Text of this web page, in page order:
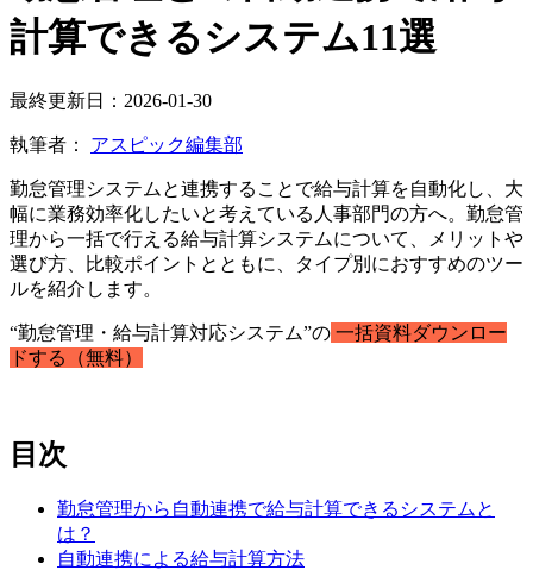
計算できるシステム11選
最終更新日：2026-01-30
執筆者： アスピック編集部
勤怠管理システムと連携することで給与計算を自動化し、大
幅に業務効率化したいと考えている人事部門の方へ。勤怠管
理から一括で行える給与計算システムについて、メリットや
選び方、比較ポイントとともに、タイプ別におすすめのツー
ルを紹介します。
“勤怠管理・給与計算対応システム”の 一括資料ダウンロー
ドする（無料）
目次
勤怠管理から自動連携で給与計算できるシステムと
は？
自動連携による給与計算方法